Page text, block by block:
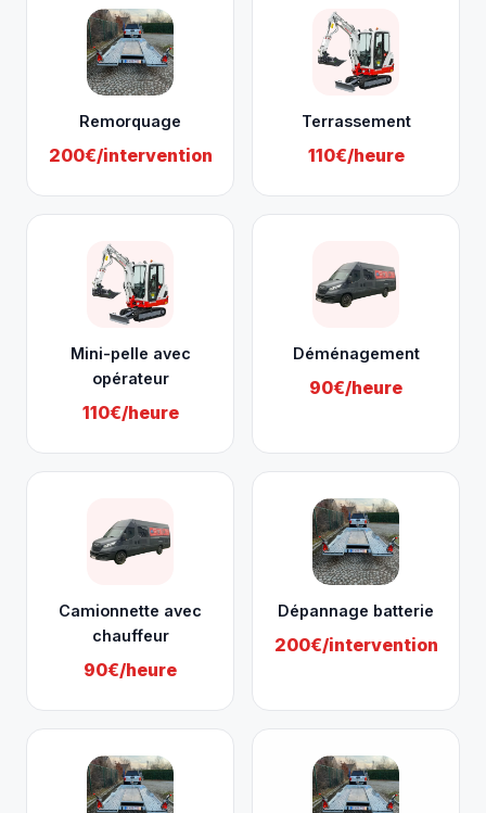
Remorquage
200€/intervention
Terrassement
110€/heure
Mini-pelle avec
opérateur
110€/heure
Déménagement
90€/heure
Camionnette avec
chauffeur
90€/heure
Dépannage batterie
200€/intervention